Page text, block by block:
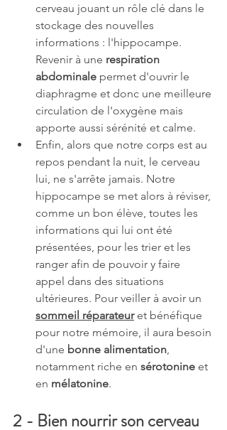
cerveau jouant un rôle clé dans le
stockage des nouvelles
informations : l'hippocampe.
Revenir à une respiration
abdominale permet d'ouvrir le
diaphragme et donc une meilleure
circulation de l'oxygène mais
apporte aussi sérénité et calme.
Enfin, alors que notre corps est au
repos pendant la nuit, le cerveau
lui, ne s'arrête jamais. Notre
hippocampe se met alors à réviser,
comme un bon élève, toutes les
informations qui lui ont été
présentées, pour les trier et les
ranger afin de pouvoir y faire
appel dans des situations
ultérieures. Pour veiller à avoir un
sommeil réparateur et bénéfique
pour notre mémoire, il aura besoin
d'une bonne alimentation
notamment riche en sérotonine et
en mélatonine.
2 - Bien nourrir son cerveau